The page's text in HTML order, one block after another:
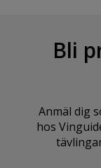
Bli
Anmäl dig
hos